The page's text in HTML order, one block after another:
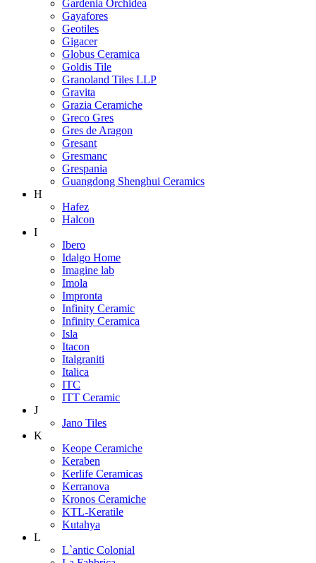
Gardenia Orchidea
Gayafores
Geotiles
Gigacer
Globus Ceramica
Goldis Tile
Granoland Tiles LLP
Gravita
Grazia Ceramiche
Greco Gres
Gres de Aragon
Gresant
Gresmanc
Grespania
Guangdong Shenghui Ceramics
H
Hafez
Halcon
I
Ibero
Idalgo Home
Imagine lab
Imola
Impronta
Infinity Ceramic
Infinity Ceramica
Isla
Itacon
Italgraniti
Italica
ITC
ITT Ceramic
J
Jano Tiles
K
Keope Ceramiche
Keraben
Kerlife Ceramicas
Kerranova
Kronos Ceramiche
KTL-Keratile
Kutahya
L
L`antic Colonial